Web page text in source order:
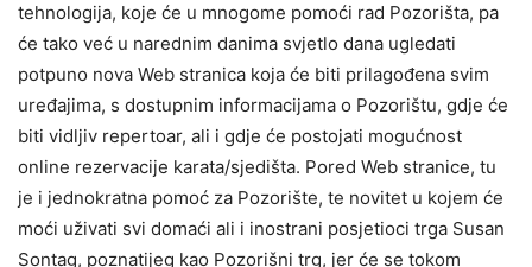
tehnologija, koje će u mnogome pomoći rad Pozorišta, pa
će tako već u narednim danima svjetlo dana ugledati
potpuno nova Web stranica koja će biti prilagođena svim
uređajima, s dostupnim informacijama o Pozorištu, gdje će
biti vidljiv repertoar, ali i gdje će postojati mogućnost
online rezervacije karata/sjedišta. Pored Web stranice, tu
je i jednokratna pomoć za Pozorište, te novitet u kojem će
moći uživati svi domaći ali i inostrani posjetioci trga Susan
Sontag, poznatijeg kao Pozorišni trg, jer će se tokom